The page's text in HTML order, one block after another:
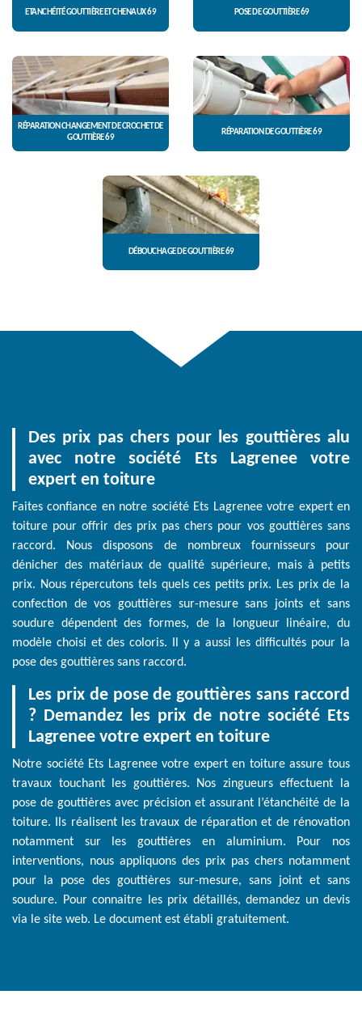
ETANCHÉITÉ GOUTTIÈRE ET CHENAUX 69 POSE DE GOUTTIÈRE 69
RÉPARATION CHANGEMENT DE CROCHET DE
GOUTTIÈRE 69
RÉPARATION DE GOUTTIÈRE 69
DÉBOUCHAGE DE GOUTTIÈRE 69
Des prix pas chers pour les gouttières alu
avec notre société Ets Lagrenee votre
expert en toiture
Faites confiance en notre société Ets Lagrenee votre expert en
toiture pour offrir des prix pas chers pour vos gouttières sans
raccord. Nous disposons de nombreux fournisseurs pour
dénicher des matériaux de qualité supérieure, mais à petits
prix. Nous répercutons tels quels ces petits prix. Les prix de la
confection de vos gouttières sur-mesure sans joints et sans
soudure dépendent des formes, de la longueur linéaire, du
modèle choisi et des coloris. Il y a aussi les difficultés pour la
pose des gouttières sans raccord.
Les prix de pose de gouttières sans raccord
? Demandez les prix de notre société Ets
Lagrenee votre expert en toiture
Notre société Ets Lagrenee votre expert en toiture assure tous
travaux touchant les gouttières. Nos zingueurs effectuent la
pose de gouttières avec précision et assurant l’étanchéité de la
toiture. Ils réalisent les travaux de réparation et de rénovation
notamment sur les gouttières en aluminium. Pour nos
interventions, nous appliquons des prix pas chers notamment
pour la pose des gouttières sur-mesure, sans joint et sans
soudure. Pour connaitre les prix détaillés, demandez un devis
via le site web. Le document est établi gratuitement.